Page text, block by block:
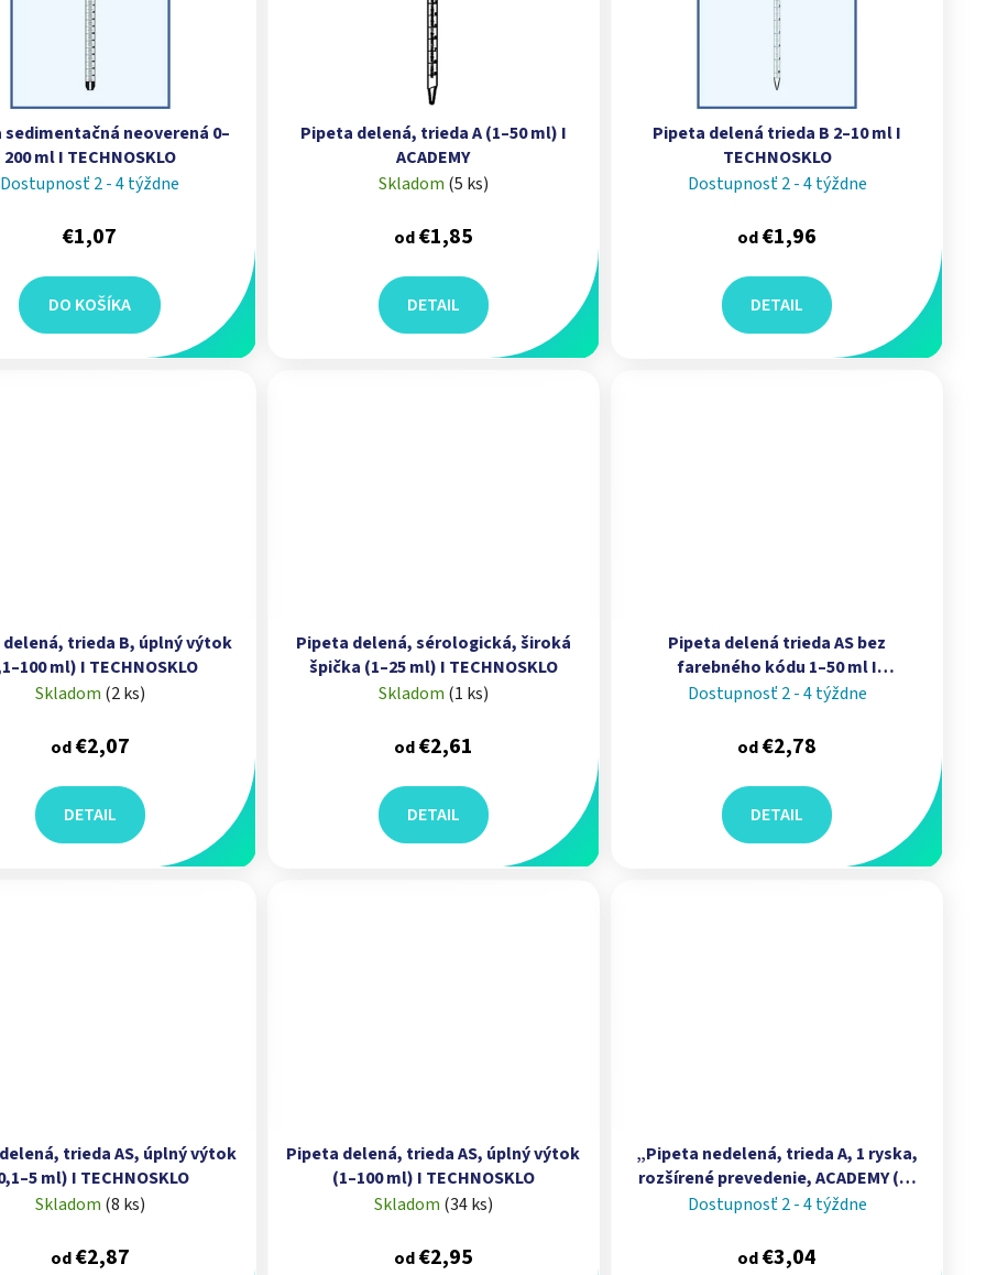
sedimentačná neoverená 0–
200 ml I TECHNOSKLO
Dostupnosť 2 - 4 týždne
€1,07
DO KOŠÍKA
Pipeta delená, trieda A (1–50 ml) I
ACADEMY
Skladom (5 ks)
od€1,85
DETAIL
Pipeta delená trieda B 2–10 ml I
TECHNOSKLO
Dostupnosť 2 - 4 týždne
od€1,96
DETAIL
trieda B, úplný výtok
ml) I TECHNOSKLO
Skladom (2 ks)
od€2,07
DETAIL
Pipeta delená, sérologická, široká
špička (1–25 ml) I TECHNOSKLO
Skladom (1 ks)
od€2,61
DETAIL
Pipeta delená trieda AS bez
farebného kódu 1–50 ml I
TECHNOSKLO
Dostupnosť 2 - 4 týždne
od€2,78
DETAIL
trieda AS, úplný výtok
ml) I TECHNOSKLO
Skladom (8 ks)
od€2,87
Pipeta delená, trieda AS, úplný výtok
(1–100 ml) I TECHNOSKLO
Skladom (34 ks)
od€2,95
„Pipeta nedelená, trieda A, 1 ryska,
rozšírené prevedenie, ACADEMY (1–
100 ml)”,
Dostupnosť 2 - 4 týždne
od€3,04